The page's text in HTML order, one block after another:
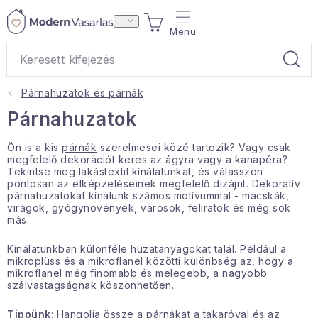
Ugrás
KOSÁR
Otthoni illatok
Teák
Lakástextil
Háztartás
Hobbi és kert
Párnahuzatok és párnák
Párnahuzatok
Ön is a kis párnák szerelmesei közé tartozik? Vagy csak
megfelelő dekorációt keres az ágyra vagy a kanapéra?
Tekintse meg lakástextil kínálatunkat, és válasszon
pontosan az elképzeléseinek megfelelő dizájnt. Dekoratív
párnahuzatokat kínálunk számos motívummal - macskák,
virágok, gyógynövények, városok, feliratok és még sok
más.
Kínálatunkban különféle huzatanyagokat talál. Például a
mikroplüss és a mikroflanel közötti különbség az, hogy a
mikroflanel még finomabb és melegebb, a nagyobb
szálvastagságnak köszönhetően.
Tippünk: Hangolja össze a párnákat atakaróval és az